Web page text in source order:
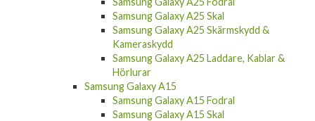
Samsung Galaxy A25 Skal
Samsung Galaxy A25 Skärmskydd &
Kameraskydd
Samsung Galaxy A25 Laddare, Kablar &
Hörlurar
Samsung Galaxy A15
Samsung Galaxy A15 Fodral
Samsung Galaxy A15 Skal